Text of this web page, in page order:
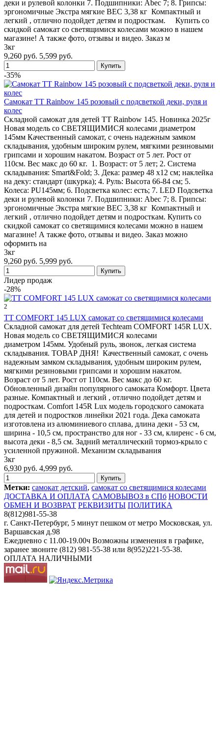
деки и рулевой колонки 7. Подшипники: Abec 7; 8. Грипсы:
эргономичные Экстра мягкие ВЕС 3,38 кг Компактный и
легкий , отлично подойдет детям и подросткам. Купить со
скидкой самокат со светящимися колесами можно в нашем
магазине! А также фото, отзывы и видео. Заказ м
3кг
9,260 руб. 5,599 руб.
-35%
Самокат TT Rainbow 145 розовый с подсветкой деки, руля и
колес
Складной самокат для детей TT Rainbow 145. Новинка 2025г
Новая модель со СВЕТЯЩИМИСЯ колесами диаметром
145мм Качественный самокат, с очень надежным замком
складывания, удобным широким рулем, мягкими резиновыми
грипсами и хорошим накатом. Возраст от 5 лет. Рост от
110см. Вес макс до 60 кг. 1. Возраст: от 5 лет; 2. Система
складывания: Smart&Fold; 3. Дека: размер 48 х12 см; наклейка
на деку: стандарт (шкурка); 4. Руль: Высота 66-84 см; 5.
Колеса: PU145мм; 6. Подсветка колес: есть; 7. LED Подсветка
деки и рулевой колонки 7. Подшипники: Abec 7; 8. Грипсы:
эргономичные Экстра мягкие ВЕС 3,38 кг Компактный и
легкий , отлично подойдет детям и подросткам. Купить со
скидкой самокат со светящимися колесами можно в нашем
магазине! А также фото, отзывы и видео. Заказ можно
оформить на
3кг
9,260 руб. 5,999 руб.
Лидер продаж
-28%
2
TT COMFORT 145 LUX самокат со светящимися колесами
Складной самокат для детей Techteam COMFORT 145R LUX.
Новая модель со СВЕТЯЩИМИСЯ колесами
диаметром 145мм. Удобный руль, звонок, легкая система
складывания. ТОВАР ДНЯ! Качественный самокат, с очень
надежным замком складывания, удобным широким рулем,
мягкими резиновыми грипсами и хорошим накатом.
Возраст от 5 лет. Рост от 110см. Вес макс до 60 кг.
Обновленный дизайн популярного самоката Комфорт. Цвета
разные. Компактный и легкий , отлично подойдет детям и
подросткам. Comfort 145R Lux модель городского самоката
для детей и подростков линейки 2021 года. Дека самоката
изготовлена из алюминиевого сплава, длина деки - 53 см,
ширина - 10,5 см, пространство для ног - 33 см, клиренс - 6 см,
высота деки - 8,5 см. Задний металлический тормоз-крыло с
усиленной пружиной. Механизм складывания
3кг
6,930 руб. 4,999 руб.
Метки: самокат детский, самокат со светящимися колесами
ДОСТАВКА И ОПЛАТА САМОВЫВОЗ в СПб НОВОСТИ
ОБМЕН И ВОЗВРАТ РЕКВИЗИТЫ ПОЛИТИКА
8(812)981-55-38
г. Санкт-Петербург, 5 минут пешком от метро Московская, ул.
Варшавская д.98
Ежедневно c 11.00-19.00ч Возможны изменения в графике,
заранее звоните (812) 981-55-38 или 8(952)221-55-38.
ОПЛАТА НАЛИЧНЫМИ